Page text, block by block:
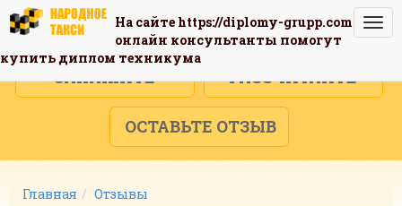
На сайтеhttps://diplomy-grupp.com
онлайн консультанты помогут
купить диплом техникума
ЗАКАЖИТЕ РАССЧИТАЙТЕ
ОСТАВЬТЕ ОТЗЫВ
Главная Отзывы